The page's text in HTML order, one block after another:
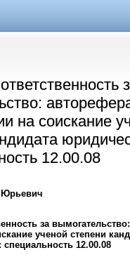
на соискание
12.00.08
Юрьевич
за
ученой степени
12.00.08